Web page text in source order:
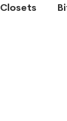
Closets